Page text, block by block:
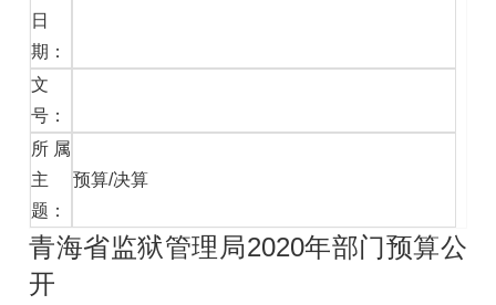
日
期：
文
号：
所属
主
题：
预算/决算
青海省监狱管理局2020年部门预算公
开